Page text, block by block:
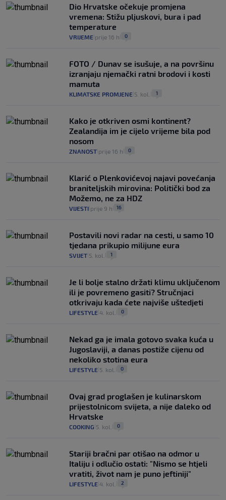
Dio Hrvatske očekuje promjena
vremena: Stižu pljuskovi, bura i pad
temperature
VRIJEME prije 16 h 0
FOTO / Dunav se isušuje, a na površinu
izranjaju njemački ratni brodovi i kosti
mamuta
KLIMATSKE PROMJENE 5. kol. 1
Kako je otkriven osmi kontinent?
Zealandija im je cijelo vrijeme bila pod
nosom
ZNANOST prije 16 h 0
Klarić o Plenkovićevoj najavi povećanja
braniteljskih mirovina: Politički bod za
Možemo, ne za HDZ
VIJESTI prije 9 h 16
Postavili novi radar na cesti, u samo 10
tjedana prikupio milijune eura
SVIJET 5. kol. 1
Je li bolje stalno držati klimu uključenom
ili je povremeno gasiti? Stručnjaci
otkrivaju kada ćete najviše uštedjeti
LIFESTYLE 4. kol. 0
Nekad ga je imala gotovo svaka kuća u
Jugoslaviji, a danas postiže cijenu od
nekoliko stotina eura
LIFESTYLE 5. kol. 0
Ovaj grad proglašen je kulinarskom
prijestolnicom svijeta, a nije daleko od
Hrvatske
COOKING 5. kol. 0
Stariji bračni par otišao na odmor u
Italiju i odlučio ostati: "Nismo se htjeli
vratiti, život nam je puno jeftiniji"
LIFESTYLE 4. kol. 2